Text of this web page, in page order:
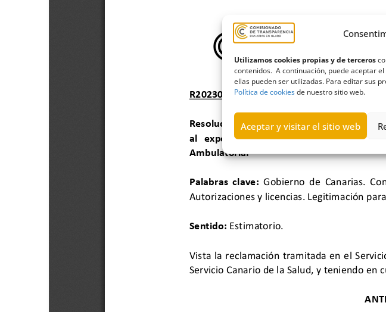
Utilizamos cookies propias y de terceros
contenidos. A continuación, puede aceptar
ellas pueden ser utilizadas. Para editar sus
Política de cookiesde nuestro sitio web.
Aceptar y visitar el sitio web